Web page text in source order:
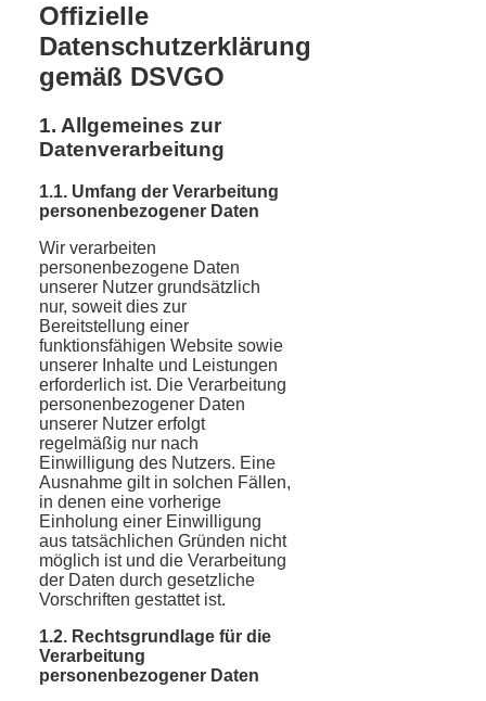
Offizielle
Datenschutzerklärung
gemäß DSVGO
1. Allgemeines zur
Datenverarbeitung
1.1. Umfang der Verarbeitung
personenbezogener Daten
Wir verarbeiten
personenbezogene Daten
unserer Nutzer grundsätzlich
nur, soweit dies zur
Bereitstellung einer
funktionsfähigen Website sowie
unserer Inhalte und Leistungen
erforderlich ist. Die Verarbeitung
personenbezogener Daten
unserer Nutzer erfolgt
regelmäßig nur nach
Einwilligung des Nutzers. Eine
Ausnahme gilt in solchen Fällen,
in denen eine vorherige
Einholung einer Einwilligung
aus tatsächlichen Gründen nicht
möglich ist und die Verarbeitung
der Daten durch gesetzliche
Vorschriften gestattet ist.
1.2. Rechtsgrundlage für die
Verarbeitung
personenbezogener Daten